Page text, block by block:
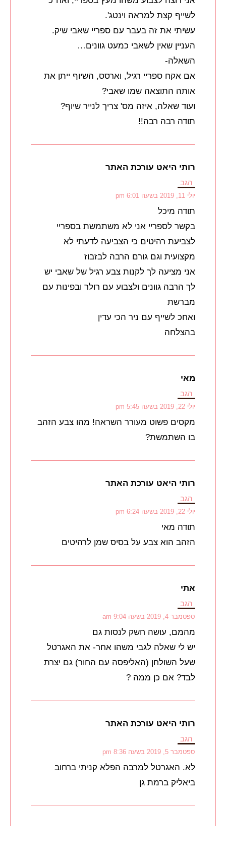
לשייף קצת למראה וינטג'.
עשיתי את זה בעבר עם ספריי שאבי שיק.
העניין שאין לשאבי כמעט גוונים…
השאלה-
אם אקח ספריי רגיל, וארסס, השיוף ייתן את
אותה התוצאה שמו שאבי?
ועוד שאלה, איזה מס' צריך לנייר שיוף?
תודה רבה רבה!!
רותי היאט עורכת האתר
הגב
יולי 11, 2019 בשעה 6:01 pm
תודה מיכל
בקשר לספריי אני לא משתמשת בספריי
לצביעת רהיטים כי הצביעה לדעתי לא
מקצועית וגם גורם הרבה לבזבוז
אני מציעה לך לקנות צבע רגיל של שאבי יש
לך הרבה גוונים ולצבוע עם רולר ובפינות עם
מברשת
ואחכ לשייף עם ניר הכי עדין
בהצלחה
מאי
הגב
יולי 22, 2019 בשעה 5:45 pm
מקסים פשוט מעורר השראה! מהו צבע הזהב
בו השתמשת?
רותי היאט עורכת האתר
הגב
יולי 22, 2019 בשעה 6:24 pm
תודה מאי
הזהב הוא צבע על בסיס שמן לרהיטים
אתי
הגב
ספטמבר 4, 2019 בשעה 9:04 am
מהמם, עושה חשק לנסות גם
יש לי שאלה לגבי משהו אחר- את האגרטל
שעל השולחן (האליפסה עם החור) גם יצרת
לבד? אם כן ממה ?
רותי היאט עורכת האתר
הגב
ספטמבר 5, 2019 בשעה 8:36 pm
לא. האגרטל למרבה הפלא קניתי ברחוב
ביאליק ברמת גן